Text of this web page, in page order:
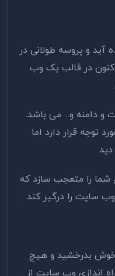
آید و پروسه طولانی در
در قالب یک وب
دامنه و... می باشد.
قرار دارد اما
شما را متعجب سازد که
سایت را درگیر کند.
خوش بدرخشید و هیچ
اندازی وب سایت از